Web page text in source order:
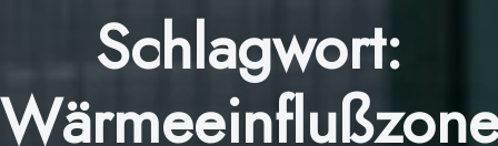
Schlagwort: